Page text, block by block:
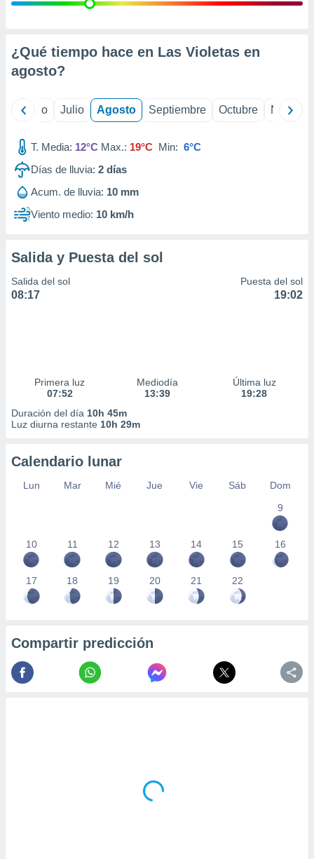
e
mediante
de
1199
¿Qué tiempo hace en Las Violetas en
agosto?
Junio Julio Agosto Septiembre Octubre
T. Media: 12°C Max.: 19°C Min: 6°C
Días de lluvia: 2 días
Acum. de lluvia: 10 mm
Viento medio: 10 km/h
Salida y Puesta del sol
Salida del sol
08:17
Puesta del sol
19:02
Primera luz
07:52
Mediodía
13:39
Última luz
19:28
Duración del día 10h 45m
Luz diurna restante 10h 29m
Calendario lunar
Lun Mar Mié Jue Vie Sáb
Dom
9
10 11 12 13 14 15 16
17 18 19 20 21 22
Compartir predicción